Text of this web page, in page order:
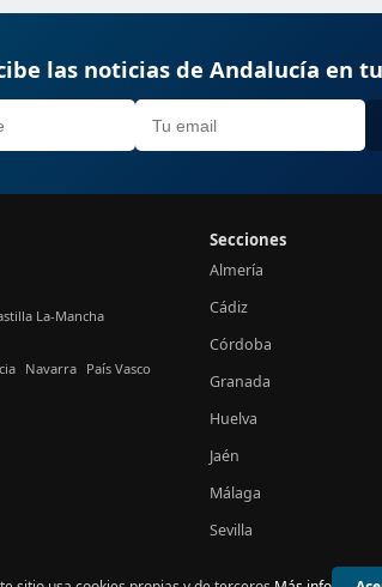
las noticias de Andalucía en
La-Mancha
Navarra País Vasco
Secciones
Almería
Cádiz
Córdoba
Granada
Huelva
Jaén
Málaga
Sevilla